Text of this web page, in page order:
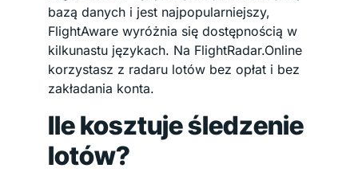
bazą danych i jest najpopularniejszy,
FlightAware wyróżnia się dostępnością w
kilkunastu językach. Na FlightRadar.Online
korzystasz z radaru lotów bez opłat i bez
zakładania konta.
Ile kosztuje śledzenie
lotów?